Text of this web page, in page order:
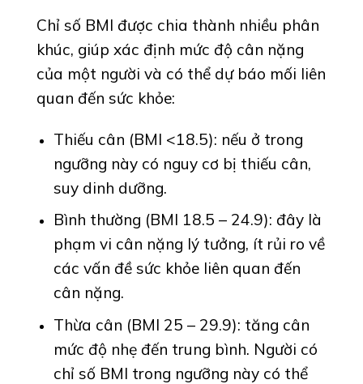
Chỉ số BMI được chia thành nhiều phân
khúc, giúp xác định mức độ cân nặng
của một người và có thể dự báo mối liên
quan đến sức khỏe:
Thiếu cân (BMI <18.5): nếu ở trong
ngưỡng này có nguy cơ bị thiếu cân,
suy dinh dưỡng.
Bình thường (BMI 18.5 – 24.9): đây là
phạm vi cân nặng lý tưởng, ít rủi ro về
các vấn đề sức khỏe liên quan đến
cân nặng.
Thừa cân (BMI 25 – 29.9): tăng cân
mức độ nhẹ đến trung bình. Người có
chỉ số BMI trong ngưỡng này có thể